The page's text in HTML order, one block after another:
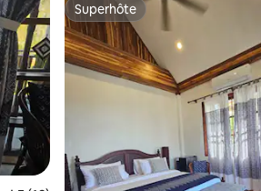
Superhôte
Superhôte